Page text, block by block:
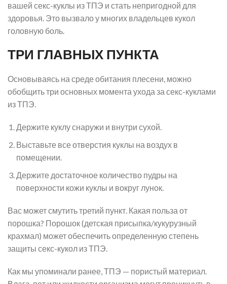
вашей секс-куклы из ТПЭ и стать непригодной для
здоровья. Это вызвало у многих владельцев кукол
головную боль.
ТРИ ГЛАВНЫХ ПУНКТА
Основываясь на среде обитания плесени, можно
обобщить три основных момента ухода за секс-куклами
из ТПЭ.
Держите куклу снаружи и внутри сухой.
Выставьте все отверстия куклы на воздух в
помещении.
Держите достаточное количество пудры на
поверхности кожи куклы и вокруг лунок.
Вас может смутить третий пункт. Какая польза от
порошка? Порошок (детская присыпка/кукурузный
крахмал) может обеспечить определенную степень
защиты секс-кукол из ТПЭ.
Как мы упоминали ранее, ТПЭ — пористый материал.